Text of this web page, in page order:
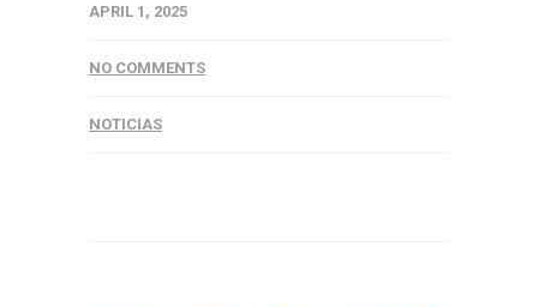
APRIL 1, 2025
NO COMMENTS
NOTICIAS